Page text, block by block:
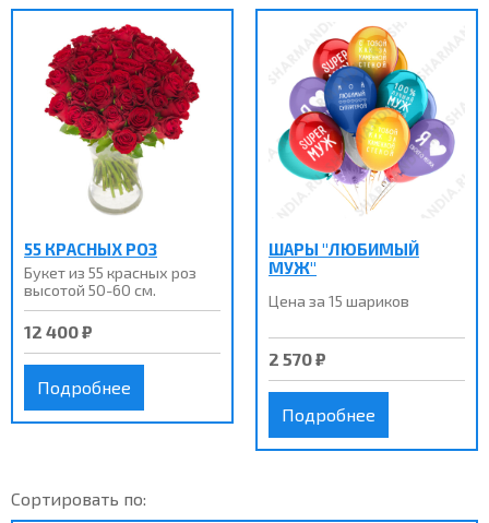
55 КРАСНЫХ РОЗ
Букет из 55 красных роз
высотой 50-60 см.
12 400 ₽
Подробнее
ШАРЫ "ЛЮБИМЫЙ
МУЖ"
Цена за 15 шариков
2 570 ₽
Подробнее
Сортировать по: